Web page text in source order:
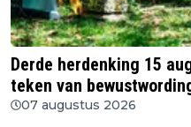
Derde herdenking 15
teken van
07 augustus 2026